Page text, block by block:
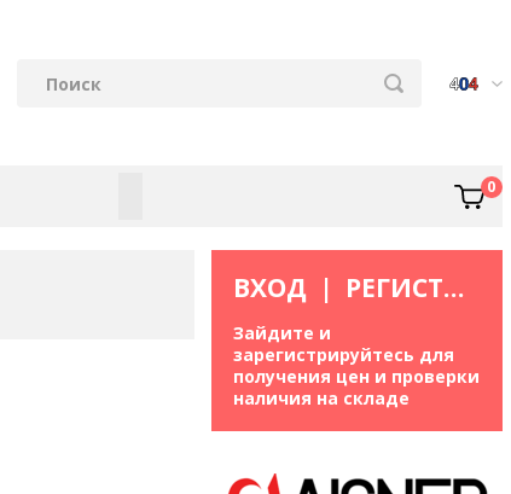
0
ВХОД | РЕГИСТРАЦИЯ
Зайдите и
зарегистрируйтесь для
получения цен и проверки
наличия на складе